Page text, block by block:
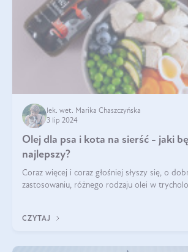
lek. wet. Marika Chaszczyńska
3 lip 2024
Olej dla psa i kota na sierść - jaki
najlepszy?
Coraz więcej i coraz głośniej słyszy się, o
zastosowaniu, różnego rodzaju olei w
CZYTAJ